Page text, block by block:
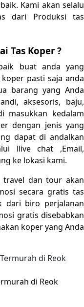
Kami akan selalu
dari Produksi tas
Tas Koper ?
buat anda yang
koper pasti saja anda
barang yang Anda
aksesoris, baju,
masukkan kedalam
dengan jenis yang
dapat di andalkan
llive chat ,Email,
ke lokasi kami.
travel dan tour akan
secara gratis tas
dari biro perjalanan
gratis disebabkan
koper yang Anda
di Reok